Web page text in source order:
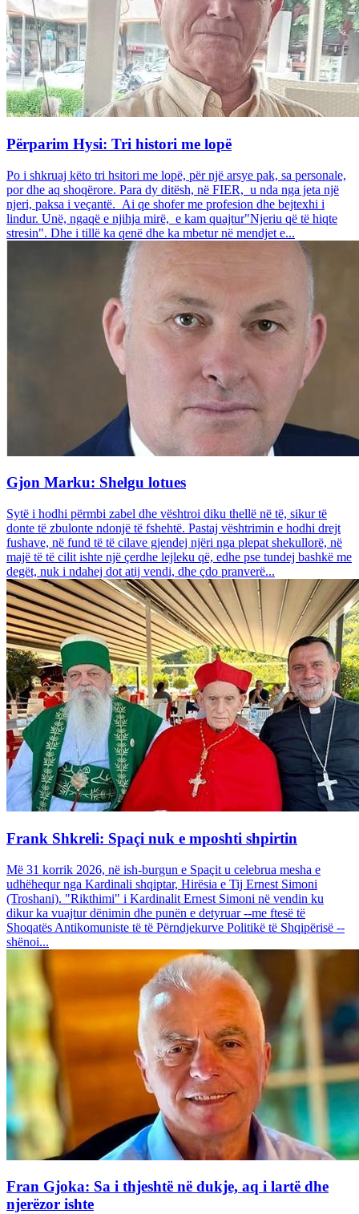
Përparim Hysi: Tri histori me lopë
Po i shkruaj këto tri hsitori me lopë, për një arsye pak, sa personale,
por dhe aq shoqërore. Para dy ditësh, në FIER, u nda nga jeta një
njeri, paksa i veçantë. Ai qe shofer me profesion dhe bejtexhi i
lindur. Unë, ngaqë e njihja mirë, e kam quajtur"Njeriu që të hiqte
stresin". Dhe i tillë ka qenë dhe ka mbetur në mendjet e...
Gjon Marku: Shelgu lotues
Sytë i hodhi përmbi zabel dhe vështroi diku thellë në të, sikur të
donte të zbulonte ndonjë të fshehtë. Pastaj vështrimin e hodhi drejt
fushave, në fund të të cilave gjendej njëri nga plepat shekullorë, në
majë të të cilit ishte një çerdhe lejleku që, edhe pse tundej bashkë me
degët, nuk i ndahej dot atij vendi, dhe çdo pranverë...
Frank Shkreli: Spaçi nuk e mposhti shpirtin
Më 31 korrik 2026, në ish-burgun e Spaçit u celebrua mesha e
udhëhequr nga Kardinali shqiptar, Hirësia e Tij Ernest Simoni
(Troshani). "Rikthimi" i Kardinalit Ernest Simoni në vendin ku
dikur ka vuajtur dënimin dhe punën e detyruar --me ftesë të
Shoqatës Antikomuniste të të Përndjekurve Politikë të Shqipërisë --
shënoi...
Fran Gjoka: Sa i thjeshtë në dukje, aq i lartë dhe
njerëzor ishte